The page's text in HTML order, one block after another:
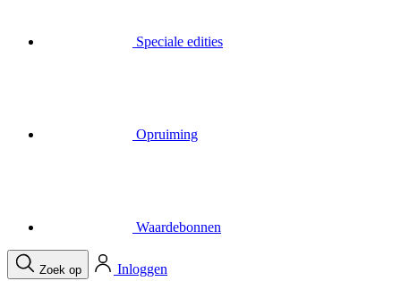
Je mandje is leeg
Menu Sluit
Bel